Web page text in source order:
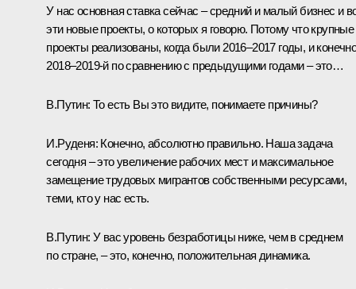
У нас основная ставка сейчас – средний и малый бизнес и
эти новые проекты, о которых я говорю. Потому что крупные
проекты реализованы, когда были 2016–2017 годы, и
2018–2019-й по сравнению с предыдущими годами – это…
В.Путин: То есть Вы это видите, понимаете причины?
И.Руденя: Конечно, абсолютно правильно. Наша задача
сегодня – это увеличение рабочих мест и максимальное
замещение трудовых мигрантов собственными ресурсами,
теми, кто у нас есть.
В.Путин: У вас уровень безработицы ниже, чем в среднем
по стране, – это, конечно, положительная динамика.